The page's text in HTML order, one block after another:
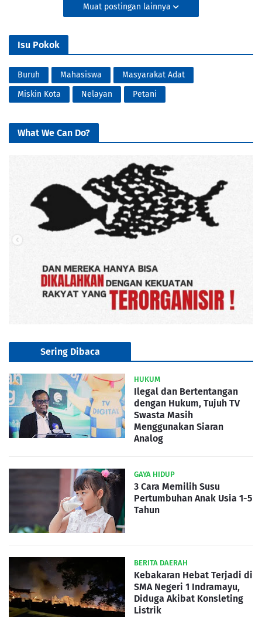
Muat postingan lainnya
Isu Pokok
Buruh Mahasiswa
Masyarakat Adat
Miskin Kota
Nelayan Petani
What We Can Do?
Sering Dibaca
HUKUM
Ilegal dan Bertentangan
dengan Hukum, Tujuh TV
Swasta Masih
Menggunakan Siaran
Analog
GAYA HIDUP
3 Cara Memilih Susu
Pertumbuhan Anak Usia 1-5
Tahun
BERITA DAERAH
Kebakaran Hebat Terjadi di
SMA Negeri 1 Indramayu,
Diduga Akibat Konsleting
Listrik